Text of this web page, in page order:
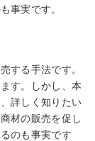
事実です。
する手法です。
す。しかし、本
詳しく知りたい
材の販売を促し
のも事実です